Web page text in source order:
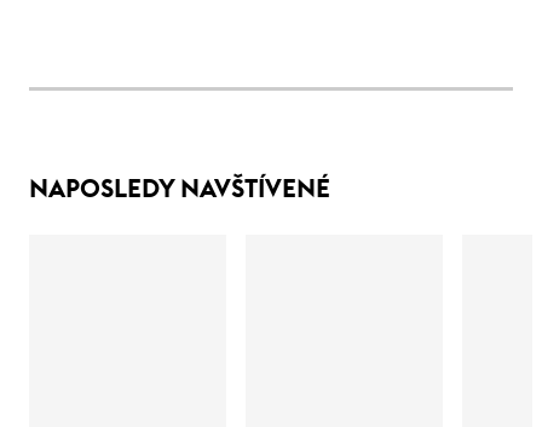
NAPOSLEDY NAVŠTÍVENÉ